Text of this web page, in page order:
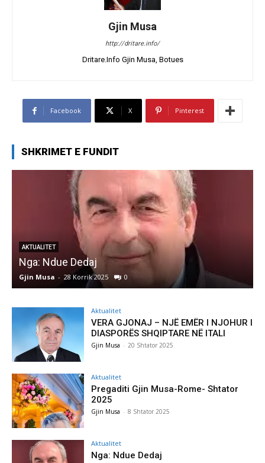
Gjin Musa
http://dritare.info/
Dritare.Info Gjin Musa, Botues
Facebook X Pinterest
SHKRIMET E FUNDIT
AKTUALITET
Nga: Ndue Dedaj
Gjin Musa - 28 Korrik 2025 0
Aktualitet
VERA GJONAJ – NJË EMËR I NJOHUR I
DIASPORËS SHQIPTARE NË ITALI
Gjin Musa - 20 Shtator 2025
Aktualitet
Pregaditi Gjin Musa-Rome- Shtator
2025
Gjin Musa - 8 Shtator 2025
Aktualitet
Nga: Ndue Dedaj